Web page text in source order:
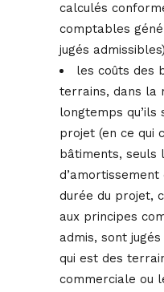
calculés
comptables
jugés
les coûts des
terrains, dans la
longtemps
projet (en ce qui
bâtiments, seuls
durée du projet,
aux principes
admis, sont
qui est des
commerciale ou